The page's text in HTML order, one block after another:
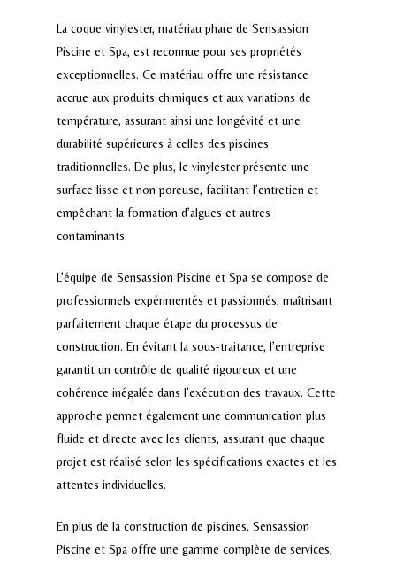
La coque vinylester, matériau phare de Sensassion
Piscine et Spa, est reconnue pour ses propriétés
exceptionnelles. Ce matériau offre une résistance
accrue aux produits chimiques et aux variations de
température, assurant ainsi une longévité et une
durabilité supérieures à celles des piscines
traditionnelles. De plus, le vinylester présente une
surface lisse et non poreuse, facilitant l’entretien et
empêchant la formation d’algues et autres
contaminants.
L’équipe de Sensassion Piscine et Spa se compose de
professionnels expérimentés et passionnés, maîtrisant
parfaitement chaque étape du processus de
construction. En évitant la sous-traitance, l’entreprise
garantit un contrôle de qualité rigoureux et une
cohérence inégalée dans l’exécution des travaux. Cette
approche permet également une communication plus
fluide et directe avec les clients, assurant que chaque
projet est réalisé selon les spécifications exactes et les
attentes individuelles.
En plus de la construction de piscines, Sensassion
Piscine et Spa offre une gamme complète de services,